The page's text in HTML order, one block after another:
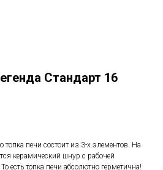
Стандарт 16
печи состоит из 3-х элементов. На
керамический шнур с рабочей
есть топка печи абсолютно герметична!